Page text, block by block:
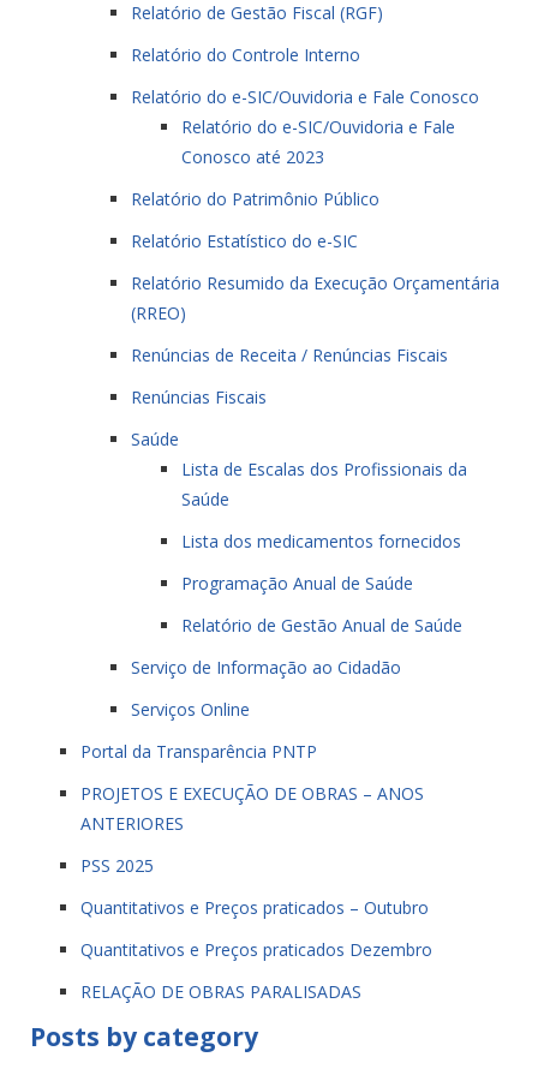
Relatório de Gestão Fiscal (RGF)
Relatório do Controle Interno
Relatório do e-SIC/Ouvidoria e Fale Conosco
Relatório do e-SIC/Ouvidoria e Fale
Conosco até 2023
Relatório do Patrimônio Público
Relatório Estatístico do e-SIC
Relatório Resumido da Execução Orçamentária
(RREO)
Renúncias de Receita / Renúncias Fiscais
Renúncias Fiscais
Saúde
Lista de Escalas dos Profissionais da
Saúde
Lista dos medicamentos fornecidos
Programação Anual de Saúde
Relatório de Gestão Anual de Saúde
Serviço de Informação ao Cidadão
Serviços Online
Portal da Transparência PNTP
PROJETOS E EXECUÇÃO DE OBRAS – ANOS
ANTERIORES
PSS 2025
Quantitativos e Preços praticados – Outubro
Quantitativos e Preços praticados Dezembro
RELAÇÃO DE OBRAS PARALISADAS
Posts by category